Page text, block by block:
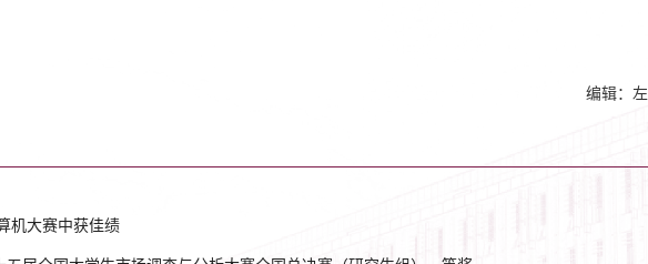
编辑：
机大赛中获佳绩